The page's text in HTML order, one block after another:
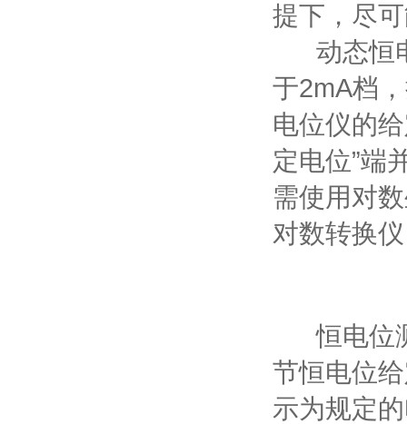
提下，尽
动态恒电
于2mA档
电位仪的
定电位”端
需使用对
对数转换
恒电位测
节恒电位
示为规定